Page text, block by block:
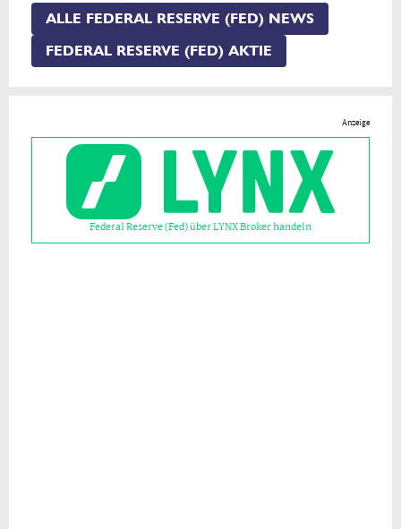
ALLE FEDERAL RESERVE (FED) NEWS
FEDERAL RESERVE (FED) AKTIE
Anzeige
Federal Reserve (Fed) über LYNX Broker handeln